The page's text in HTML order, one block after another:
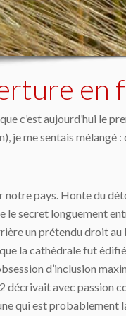
en
c’est aujourd’hui le
je me sentais mélangé
pays. Honte du
le secret longuement
un prétendu droit
la cathédrale fut
d’inclusion
décrivait avec passion
qui est probablement